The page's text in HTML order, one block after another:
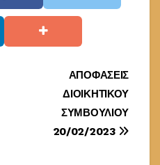
ΑΠΟΦΑΣΕΙΣ
ΔΙΟΙΚΗΤΙΚΟΥ
ΣΥΜΒΟΥΛΙΟΥ
20/02/2023